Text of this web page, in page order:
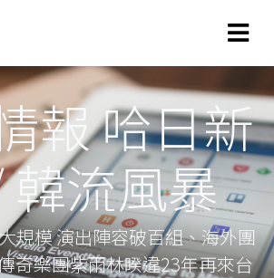
報 哈日新
流風暴
規模 演出陣容破百組、海外團
奇樂團紫雨林睽違23年再來台